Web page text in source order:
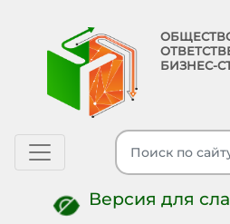
БИЗНЕС-
Toggle navigation
Версия для